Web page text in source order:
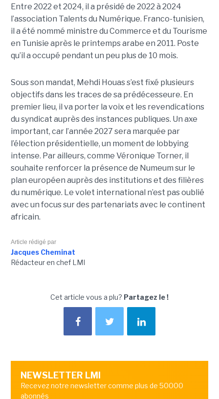
Entre 2022 et 2024, il a présidé de 2022 à 2024
l’association Talents du Numérique. Franco-tunisien,
il a été nommé ministre du Commerce et du Tourisme
en Tunisie après le printemps arabe en 2011. Poste
qu’il a occupé pendant un peu plus de 10 mois.
Sous son mandat, Mehdi Houas s’est fixé plusieurs
objectifs dans les traces de sa prédécesseure. En
premier lieu, il va porter la voix et les revendications
du syndicat auprès des instances publiques. Un axe
important, car l’année 2027 sera marquée par
l’élection présidentielle, un moment de lobbying
intense. Par ailleurs, comme Véronique Torner, il
souhaite renforcer la présence de Numeum sur le
plan européen auprès des institutions et des filières
du numérique. Le volet international n’est pas oublié
avec un focus sur des partenariats avec le continent
africain.
Article rédigé par
Jacques Cheminat
Rédacteur en chef LMI
Cet article vous a plu? Partagez le !
NEWSLETTER LMI
Recevez notre newsletter comme plus de 50000
abonnés